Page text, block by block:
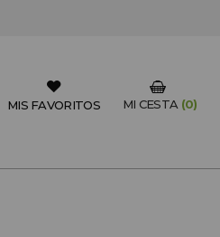
MI CESTA (0)
MIS FAVORITOS